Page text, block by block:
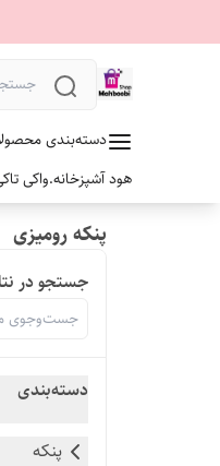
دسته‌بندی
هود آشپزخانه.واکی
پنکه رومیزی
جستجو در
دسته‌بندی
پنکه